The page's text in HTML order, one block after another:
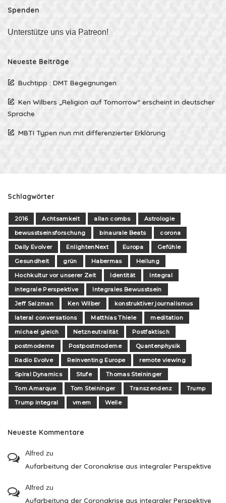
Spenden
Unterstütze uns via Patreon!
Neueste Beiträge
Buchtipp : DMT Begegnungen
Ken Wilbers „Religion auf Tomorrow“ erscheint in deutscher
Sprache
MBTI Typen nun mit differenzierter Erklärung
Schlagwörter
2016 Achtsamkeit allan combs
Astrologie
bewusstseinsforschung
binaurale Beats
corona
Daily Evolver
EnlightenNext Europa
Gefühle
Gesundheit
grün Habermas
Heilung
Hochkultur vor unserer Zeit
Identität
Integral
integrale Perspektive
Integrales Bewusstsein
Jeff Salzman
Ken Wilber
konstruktiver journalismus
lateral conversations
Matthias Thiele
meditation
michael gleich
Netzneutralität
Postfaktisch
postmoderne
Postpostmoderne
Quantenphysik
Radio Evolve
Reinventing Europe
remote viewing
Spiral Dynamics
Stufe
Thomas Steininger
Tom Amarque
Tom Steininger Transzendenz
Trump
Trump integral
vmem Welle
Neueste Kommentare
Alfred zu
Aufarbeitung der Coronakrise aus integraler Perspektive
Alfred zu
Aufarbeitung der Coronakrise aus integraler Perspektive